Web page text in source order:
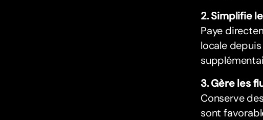
2. Simplifie
Paye
locale
3. Gère les
Conserve
sont